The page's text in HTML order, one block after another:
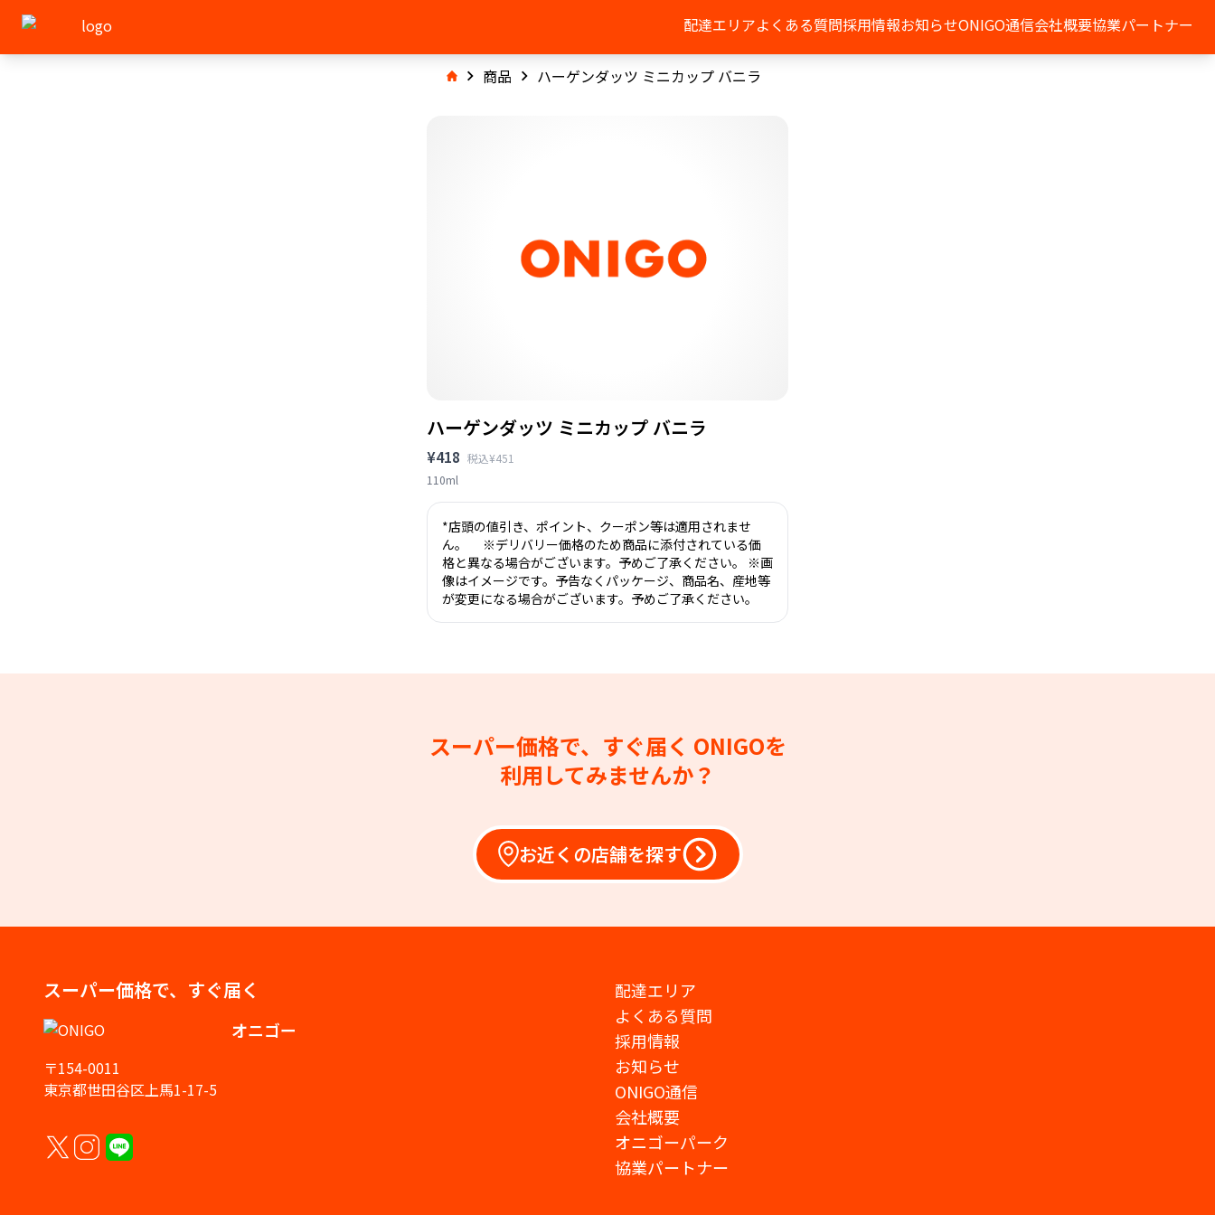
配達エリアよくある質問採用情報お知らせONIGO通信会社概要協業パートナー
商品 ハーゲンダッツ ミニカップ バニラ
ハーゲンダッツ ミニカップ バニラ
¥418 税込¥451
110ml
*店頭の値引き、ポイント、クーポン等は適用されませ
ん。 ※デリバリー価格のため商品に添付されている価
格と異なる場合がございます。予めご了承ください。 ※画
像はイメージです。予告なくパッケージ、商品名、産地等
が変更になる場合がございます。予めご了承ください。
スーパー価格で、すぐ届く ONIGOを
利用してみませんか？
お近くの店舗を探す
スーパー価格で、すぐ届く
オニゴー
〒154-0011
東京都世田谷区上馬1-17-5
配達エリア
よくある質問
採用情報
お知らせ
ONIGO通信
会社概要
オニゴーパーク
協業パートナー